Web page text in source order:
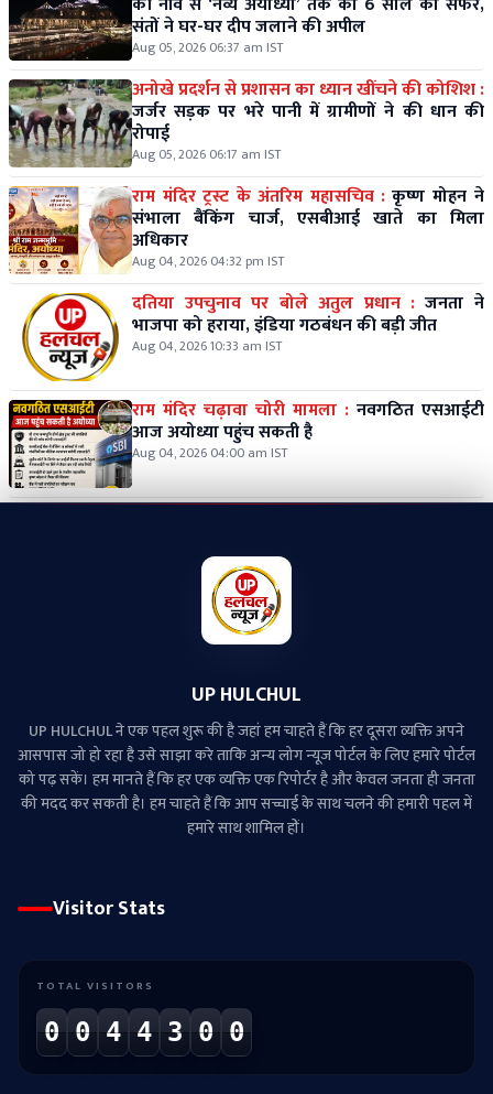
संतों ने घर-घर दीप जलाने की अपील
Aug 05, 2026 06:37 am IST
अनोखे प्रदर्शन से प्रशासन का ध्यान खींचने की कोशिश :
जर्जर सड़क पर भरे पानी में ग्रामीणों ने की धान की
रोपाई
Aug 05, 2026 06:17 am IST
राम मंदिर ट्रस्ट के अंतरिम महासचिव : कृष्ण मोहन ने
संभाला बैंकिंग चार्ज, एसबीआई खाते का मिला
अधिकार
Aug 04, 2026 04:32 pm IST
दतिया उपचुनाव पर बोले अतुल प्रधान : जनता ने
भाजपा को हराया, इंडिया गठबंधन की बड़ी जीत
Aug 04, 2026 10:33 am IST
राम मंदिर चढ़ावा चोरी मामला : नवगठित एसआईटी
आज अयोध्या पहुंच सकती है
Aug 04, 2026 04:00 am IST
UP HULCHUL
UP HULCHUL ने एक पहल शुरू की है जहां हम चाहते हैं कि हर दूसरा व्‍यक्ति अपने
आसपास जो हो रहा है उसे साझा करे ताकि अन्‍य लोग न्‍यूज पोर्टल के लिए हमारे पोर्टल
को पढ़ सकें। हम मानते हैं कि हर एक व्यक्ति एक रिपोर्टर है और केवल जनता ही जनता
की मदद कर सकती है। हम चाहते हैं कि आप सच्चाई के साथ चलने की हमारी पहल में
हमारे साथ शामिल हों।
Visitor Stats
TOTAL VISITORS
0 0 4 4 3 0 0